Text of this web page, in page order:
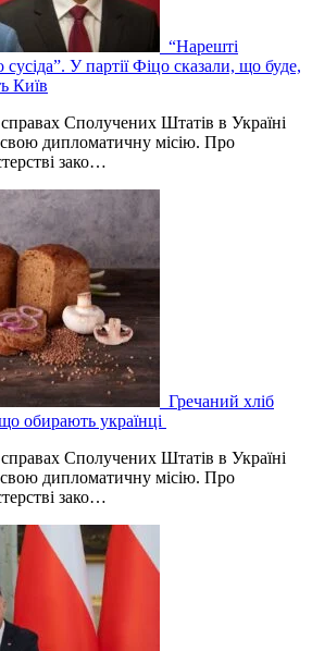
“Нарешті
У партії Фіцо сказали, що буде,
Київ
Сполучених Штатів в Україні
дипломатичну місію. Про
зако…
Гречаний хліб
обирають українці
Сполучених Штатів в Україні
дипломатичну місію. Про
зако…